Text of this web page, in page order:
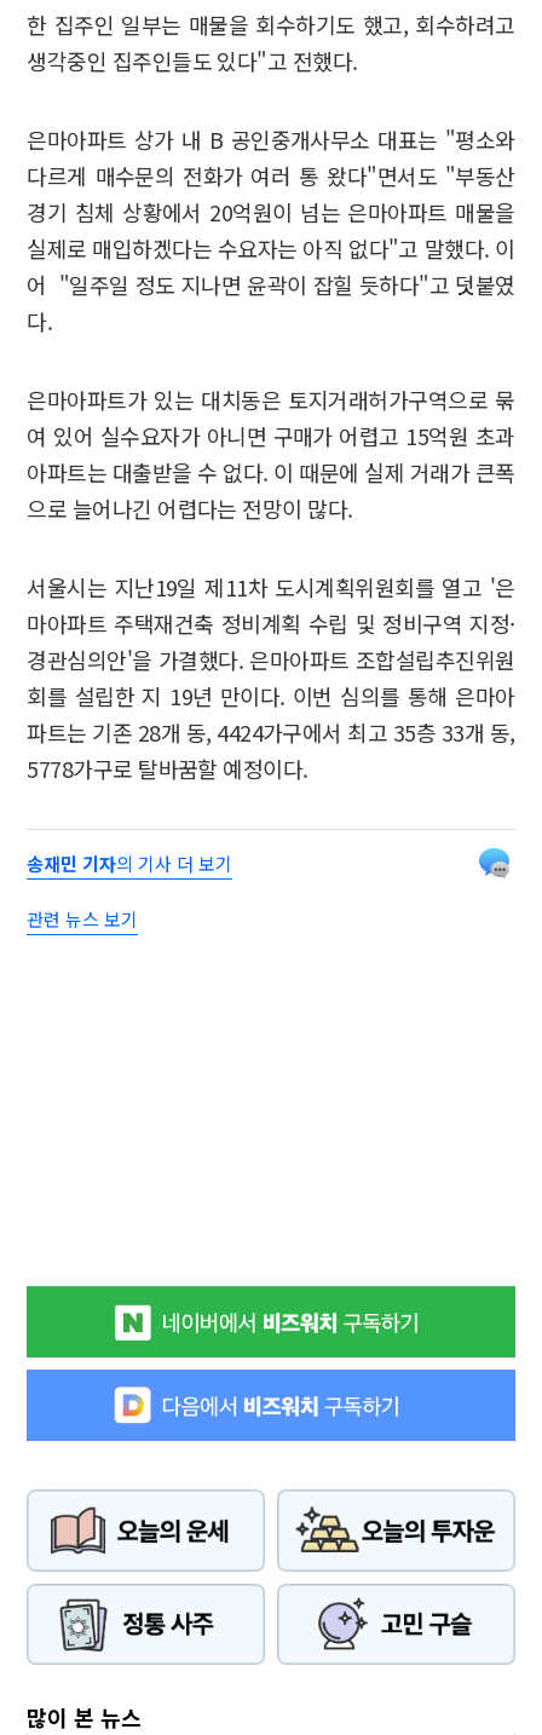
한 집주인 일부는 매물을 회수하기도 했고, 회수하려고
생각중인 집주인들도 있다"고 전했다.
은마아파트 상가 내 B 공인중개사무소 대표는 "평소와
다르게 매수문의 전화가 여러 통 왔다"면서도 "부동산
경기 침체 상황에서 20억원이 넘는 은마아파트 매물을
실제로 매입하겠다는 수요자는 아직 없다"고 말했다. 이
어 "일주일 정도 지나면 윤곽이 잡힐 듯하다"고 덧붙였
다.
은마아파트가 있는 대치동은 토지거래허가구역으로 묶
여 있어 실수요자가 아니면 구매가 어렵고 15억원 초과
아파트는 대출받을 수 없다. 이 때문에 실제 거래가 큰폭
으로 늘어나긴 어렵다는 전망이 많다.
서울시는 지난19일 제11차 도시계획위원회를 열고 '은
마아파트 주택재건축 정비계획 수립 및 정비구역 지정·
경관심의안'을 가결했다. 은마아파트 조합설립추진위원
회를 설립한 지 19년 만이다. 이번 심의를 통해 은마아
파트는 기존 28개 동, 4424가구에서 최고 35층 33개 동,
5778가구로 탈바꿈할 예정이다.
송재민 기자의 기사 더 보기
관련 뉴스 보기
많이 본 뉴스